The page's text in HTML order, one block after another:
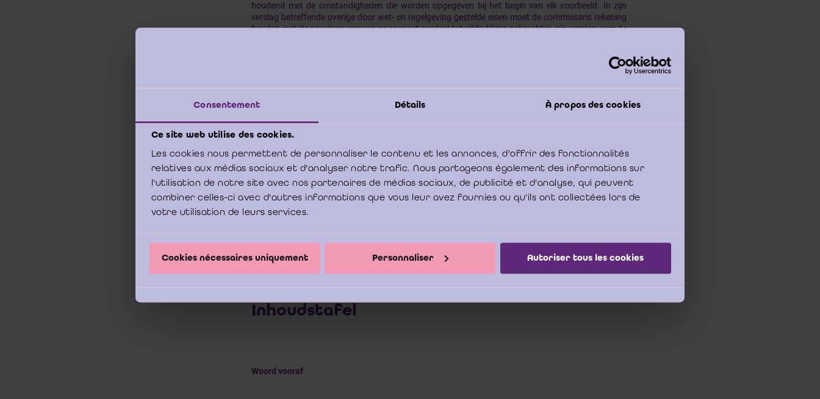
Consentement Détails À propos des cookies
Ce site web utilise des cookies.
Les cookies nous permettent de personnaliser le contenu et les annonces, d'offrir des fonctionnalités
relatives aux médias sociaux et d'analyser notre trafic. Nous partageons également des informations sur
l'utilisation de notre site avec nos partenaires de médias sociaux, de publicité et d'analyse, qui peuvent
combiner celles-ci avec d'autres informations que vous leur avez fournies ou qu'ils ont collectées lors de
votre utilisation de leurs services.
Cookies nécessaires uniquement Personnaliser Autoriser tous les cookies
houdend met de omstandigheden die worden opgegeven bij het begin van elk voorbeeld. In zijn
verslag betreffende overige door wet- en regelgeving gestelde eisen moet de commissaris rekening
houden met de gevolgen van een aangepast oordeel tot uitdrukking gebracht in zijn verslag over de
voorbeeld van verslag van niet-bevinding bestemd voor de algemene vergadering dat de
commissaris zodra hij vaststelt dat de algemene vergadering niet binnen zes maanden na de
voorbeeldverslagen in het Nederlands en het Frans, die aan de bijkomende norm bij de in België van
toepassing zijnde ISA ’s werden gehecht, stelt het boek tevens vrije vertalingen ter beschikking naar
het Engels en het Duits van de voorbeelden van commissarisverslagen in het geval van een niet
aangepast oordeel (vijfde hoofdstuk).
De nieuwigheden op het vlak van het commissarisverslag ingevoerd door de ISA ’s en de bijkomende
norm bij de in België van toepassing zijnde ISA ’s, tonen de wil van het beroep aan om de
transparantie van de verslagen en de coherentie tussen de verslagen, zowel op nationaal als op
internationaal niveau, te verzekeren en aldus tegemoet te komen aan de behoeften van de diverse
belanghebbenden.
Download PDF
Inhoudstafel
Woord vooraf